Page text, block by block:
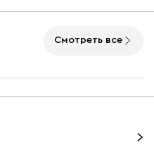
Смотреть все